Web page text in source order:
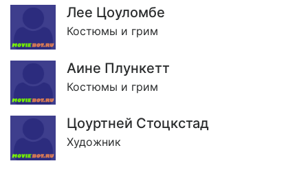
Лее Цоуломбе
Костюмы и грим
Аине Плункетт
Костюмы и грим
Цоуртней Стоцкстад
Художник